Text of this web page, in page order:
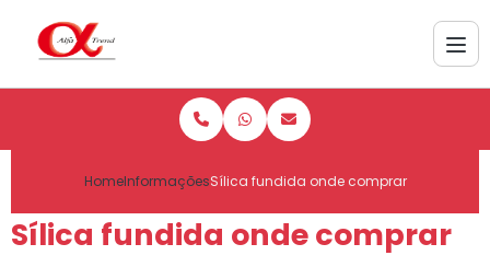
HomeInformaçõesSílica fundida onde comprar
Sílica fundida onde comprar